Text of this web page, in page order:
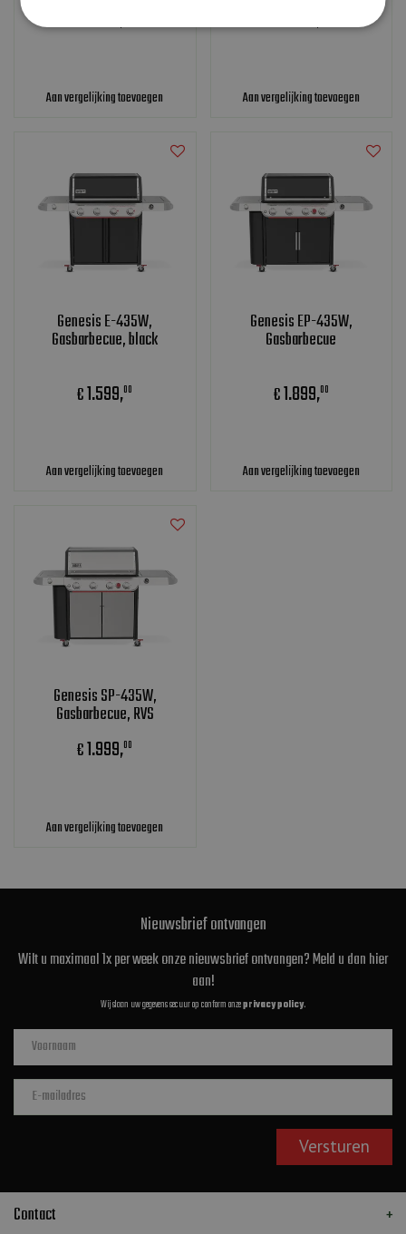
€1.699,
Aan vergelijking toevoegen
€1.499,
Aan vergelijking toevoegen
Genesis E-435W,
Gasbarbecue, black
€1.599,00
Aan vergelijking toevoegen
Genesis EP-435W,
Gasbarbecue
€1.899,00
Aan vergelijking toevoegen
Genesis SP-435W,
Gasbarbecue, RVS
€1.999,00
Aan vergelijking toevoegen
Nieuwsbrief ontvangen
Wilt u maximaal 1x per week onze nieuwsbrief ontvangen? Meld u dan hier
aan!
Wij slaan uw gegevens secuur op conform onzeprivacy policy.
Contact